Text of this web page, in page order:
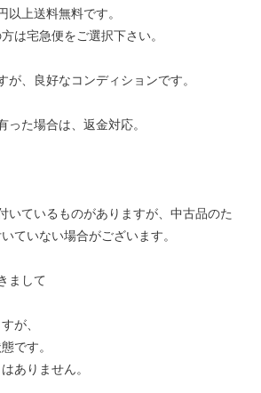
上送料無料です。
は宅急便をご選択下さい。
が、良好なコンディションです。
った場合は、返金対応。
いているものがありますが、中古品のた
ていない場合がございます。
まして
が、
です。
りません。